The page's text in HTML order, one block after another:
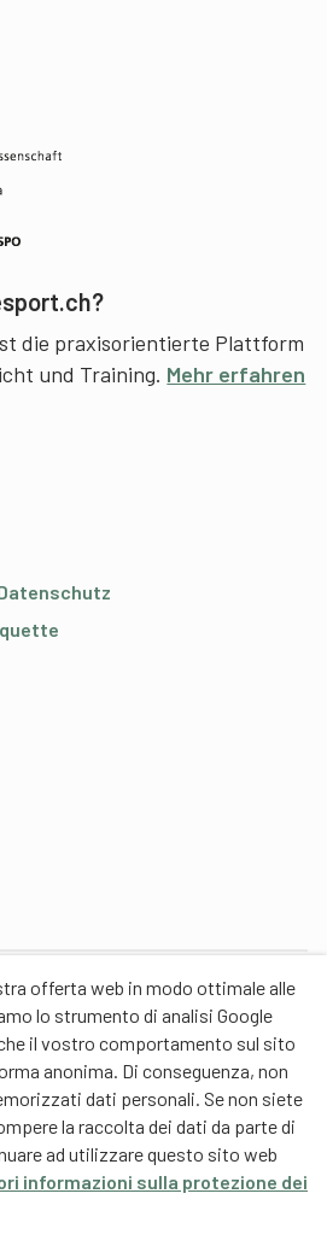
offerta web in modo ottimale alle
lo strumento di analisi Google
il vostro comportamento sul sito
anonima. Di conseguenza, non
dati personali. Se non siete
la raccolta dei dati da parte di
ad utilizzare questo sito web
informazioni sulla protezione dei
die praxisorientierte Plattform
und Training. Mehr erfahren
für Sport Magglingen